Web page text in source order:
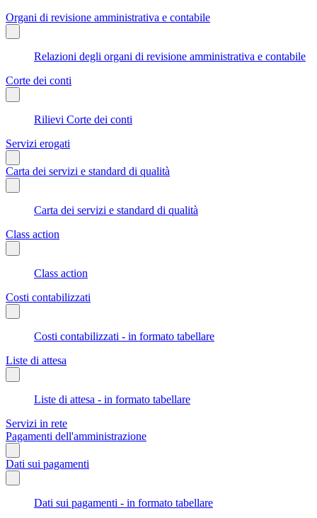
Organi di revisione amministrativa e contabile
Relazioni degli organi di revisione amministrativa e contabile
Corte dei conti
Rilievi Corte dei conti
Servizi erogati
Carta dei servizi e standard di qualità
Carta dei servizi e standard di qualità
Class action
Class action
Costi contabilizzati
Costi contabilizzati - in formato tabellare
Liste di attesa
Liste di attesa - in formato tabellare
Servizi in rete
Pagamenti dell'amministrazione
Dati sui pagamenti
Dati sui pagamenti - in formato tabellare